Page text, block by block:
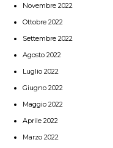
Novembre 2022
Ottobre 2022
Settembre 2022
Agosto 2022
Luglio 2022
Giugno 2022
Maggio 2022
Aprile 2022
Marzo 2022